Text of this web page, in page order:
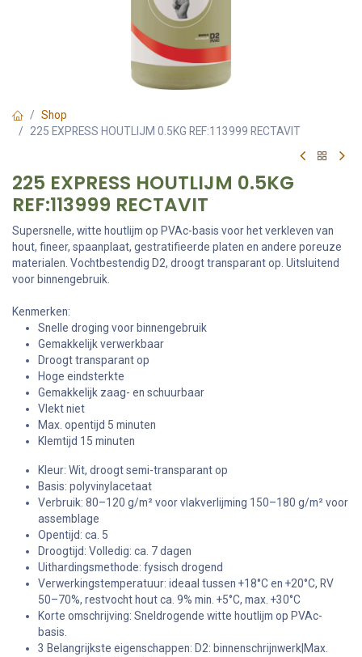
Shop
225 EXPRESS HOUTLIJM 0.5KG REF:113999 RECTAVIT
225 EXPRESS HOUTLIJM 0.5KG
REF:113999 RECTAVIT
Supersnelle, witte houtlijm op PVAc-basis voor het verkleven van
hout, fineer, spaanplaat, gestratifieerde platen en andere poreuze
materialen. Vochtbestendig D2, droogt transparant op. Uitsluitend
voor binnengebruik.
Kenmerken:
Snelle droging voor binnengebruik
Gemakkelijk verwerkbaar
Droogt transparant op
Hoge eindsterkte
Gemakkelijk zaag- en schuurbaar
Vlekt niet
Max. opentijd 5 minuten
Klemtijd 15 minuten
Kleur: Wit, droogt semi-transparant op
Basis: polyvinylacetaat
Verbruik: 80–120 g/m² voor vlakverlijming 150–180 g/m² voor
assemblage
Opentijd: ca. 5
Droogtijd: Volledig: ca. 7 dagen
Uithardingsmethode: fysisch drogend
Verwerkingstemperatuur: ideaal tussen +18°C en +20°C, RV
50–70%, restvocht hout ca. 9% min. +5°C, max. +30°C
Korte omschrijving: Sneldrogende witte houtlijm op PVAc-
basis.
3 Belangrijkste eigenschappen: D2: binnenschrijnwerk|Max.